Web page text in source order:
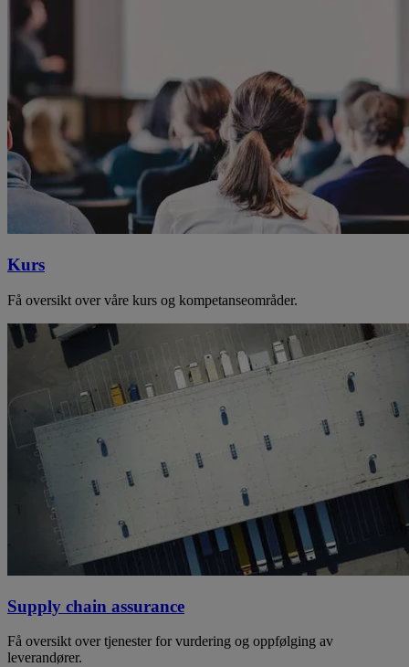
Kurs
Få oversikt over våre kurs og kompetanseområder.
Supply chain assurance
Få oversikt over tjenester for vurdering og oppfølging av
leverandører.